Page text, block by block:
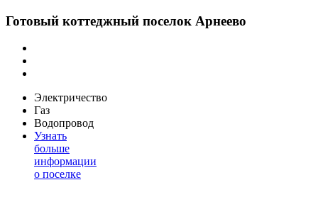
Готовый коттеджный поселок Арнеево
Электричество
Газ
Водопровод
Узнать
больше
информации
о поселке